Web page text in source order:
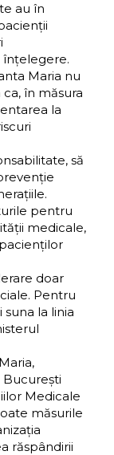
au în
Maria nu
în măsura
la
să
pentru
medicale,
doar
Pentru
la linia
București
Medicale
măsurile
răspândirii